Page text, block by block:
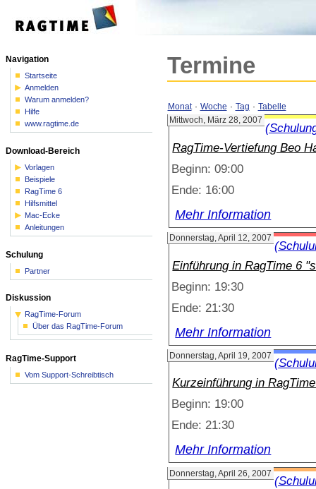
Termine
Monat· Woche · Tag · Tabelle
Mittwoch, März 28, 2007
RagTime-Vertiefung Beo
Beginn: 09:00
Ende: 16:00
Mehr Information
Donnerstag, April 12, 2007
Einführung in RagTime 6
Beginn: 19:30
Ende: 21:30
Mehr Information
Donnerstag, April 19, 2007
Kurzeinführung in
Beginn: 19:00
Ende: 21:30
Mehr Information
Donnerstag, April 26, 2007
Navigation
Startseite
Anmelden
Warum anmelden?
Hilfe
www.ragtime.de
Download-Bereich
Vorlagen
Beispiele
RagTime 6
Hilfsmittel
Mac-Ecke
Anleitungen
Schulung
Partner
Diskussion
RagTime-Forum
Über das RagTime-Forum
RagTime-Support
Vom Support-Schreibtisch